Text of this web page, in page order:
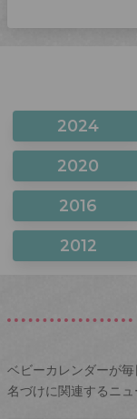
2024
2020
2016
2012
ベビーカレンダーが
名づけに関連するニュ